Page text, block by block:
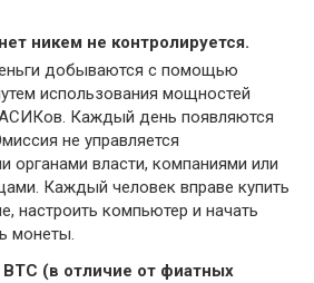
никем не контролируется.
добываются с помощью
использования мощностей
Каждый день появляются
не управляется
органами власти, компаниями или
Каждый человек вправе купить
настроить компьютер и начать
монеты.
BTC (в отличие от фиатных